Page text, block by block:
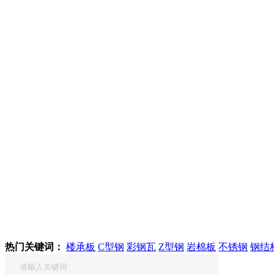
热门关键词： 楼承板 C型钢 彩钢瓦 Z型钢 岩棉板 不锈钢 钢结